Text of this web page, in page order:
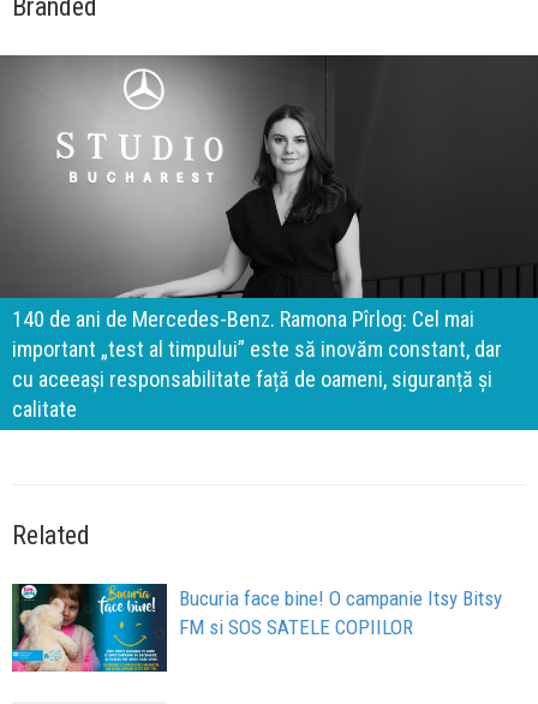
Branded
140 de ani de Mercedes-Benz. Ramona Pîrlog: Cel mai
important „test al timpului” este să inovăm constant, dar
cu aceeași responsabilitate față de oameni, siguranță și
calitate
Related
Bucuria face bine! O campanie Itsy Bitsy
FM si SOS SATELE COPIILOR